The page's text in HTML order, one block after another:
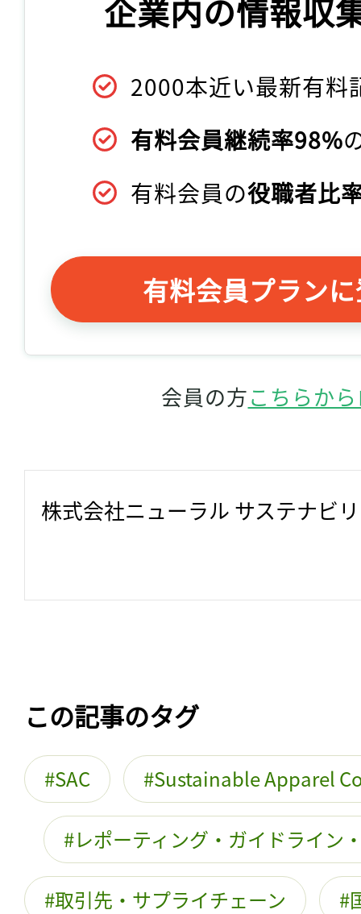
企業内の情報収
2000本近い最新有料
有料会員継続率98%
有料会員の役職者比
有料会員プラン
会員の方こちらか
株式会社ニューラル サステナビ
この記事のタグ
SAC Sustainable Apparel
レポーティング・ガイドライン
取引先・サプライチェーン